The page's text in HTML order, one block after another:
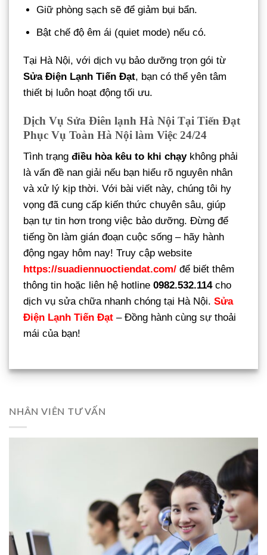
Giữ phòng sạch sẽ để giảm bụi bẩn.
Bật chế độ êm ái (quiet mode) nếu có.
Tại Hà Nội, với dịch vụ bảo dưỡng trọn gói từ
Sửa Điện Lạnh Tiến Đạt, bạn có thể yên tâm
thiết bị luôn hoạt động tối ưu.
Dịch Vụ Sửa Điên lạnh Hà Nội Tại Tiến Đạt
Phục Vụ Toàn Hà Nội làm Việc 24/24
Tình trạng điều hòa kêu to khi chạykhông phải
là vấn đề nan giải nếu bạn hiểu rõ nguyên nhân
và xử lý kịp thời. Với bài viết này, chúng tôi hy
vọng đã cung cấp kiến thức chuyên sâu, giúp
bạn tự tin hơn trong việc bảo dưỡng. Đừng để
tiếng ồn làm gián đoạn cuộc sống – hãy hành
động ngay hôm nay! Truy cập website
https://suadiennuoctiendat.com/ để biết thêm
thông tin hoặc liên hệ hotline 0982.532.114cho
dịch vụ sửa chữa nhanh chóng tại Hà Nội. Sửa
Điện Lạnh Tiến Đạt – Đồng hành cùng sự thoải
mái của bạn!
NHÂN VIÊN TƯ VẤN